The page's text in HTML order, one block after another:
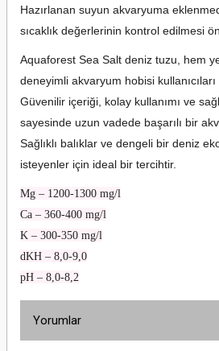
Hazırlanan suyun akvaryuma
sıcaklık değerlerinin kontrol edilmesi
Aquaforest Sea Salt deniz tuzu, hem
deneyimli akvaryum hobisi
Güvenilir içeriği, kolay kullanımı ve
sayesinde uzun vadede başarılı bir
Sağlıklı balıklar ve dengeli bir deniz
isteyenler için ideal bir tercihtir.
Mg – 1200-1300 mg/l
Ca – 360-400 mg/l
K – 300-350 mg/l
dKH – 8,0-9,0
pH – 8,0-8,2
Yorumlar